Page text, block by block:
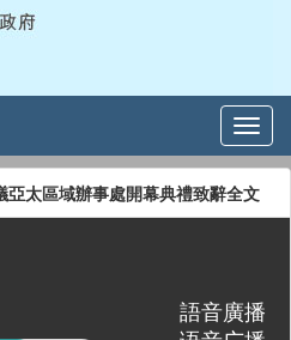
太區域辦事處開幕典禮致辭全文